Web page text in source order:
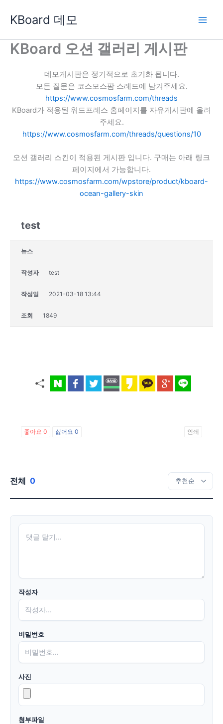
로
KBoard 데모
KBoard 오션 갤러리 게시판
데모게시판은 정기적으로 초기화 됩니다.
모든 질문은 코스모스팜 스레드에 남겨주세요.
https://www.cosmosfarm.com/threads
KBoard가 적용된 워드프레스 홈페이지를 자유게시판에 올려
주세요.
https://www.cosmosfarm.com/threads/questions/10
오션 갤러리 스킨이 적용된 게시판 입니다. 구매는 아래 링크
페이지에서 가능합니다.
https://www.cosmosfarm.com/wpstore/product/kboard-
ocean-gallery-skin
test
뉴스
작성자 test
작성일 2021-03-18 13:44
조회 1849
좋아요 0 싫어요 0 인쇄
전체 0
작성자
비밀번호
사진
첨부파일